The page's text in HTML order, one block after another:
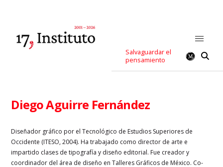
Salvaguardar el
pensamiento
Diego Aguirre Fernández
Diseñador gráfico por el Tecnológico de Estudios Superiores de
Occidente (ITESO, 2004). Ha trabajado como director de arte e
impartido clases de tipografía y diseño editorial. Fue creador y
coordinador del área de diseño en Talleres Gráficos de México. Co-